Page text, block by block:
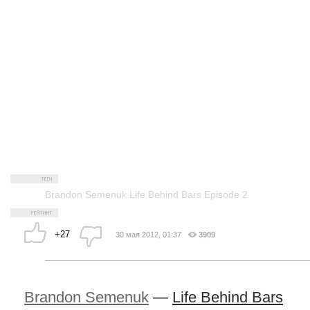
Brandon Semenuk Life Behind Bars Episode 2
+27 30 мая 2012, 01:37 3909
Brandon Semenuk — Life Behind Bars